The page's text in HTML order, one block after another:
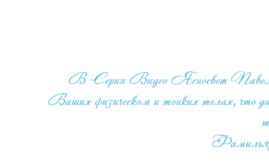
В Серии Видео Ясносвет Павел
Ваших физическом и тонких телах, что
Фамильяр